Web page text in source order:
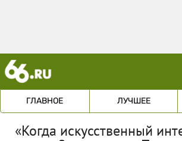
ГЛАВНОЕ ЛУЧШЕЕ
«Когда искусственный